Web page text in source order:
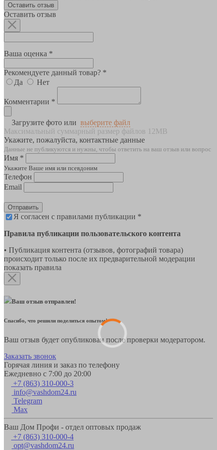
Оставить отзыв
Оставить отзыв
Ваша оценка *
Рекомендуете данный товар? *
Да
Нет
Комментарии *
Загрузите фото или выберите файл
Максимальный суммарный размер файлов 12MB
Укажите, пожалуйста, контактные данные
Данные не публикуются и нужны, чтобы ответить на ваш отзыв или вопрос
Имя *
Укажите Ваше имя или псевдоним
Телефон
Email
Отправить
Я согласен с правилами публикации *
Правила публикации пользовательского контента
• Публикация контента (отзывов, фотографий товара)
происходит только после их предварительной модерации
показать правила
Ваш отзыв отправлен!
Спасибо, что решили поделиться опытом!
Ваш отзыв будет опубликован после проверки модератором.
Заказать звонок
Горячая линия и заказ по телефону
Ежедневно с 7:00 до 20:00
+7 (863) 310-000-3
info@vashdom24.ru
Telegram
Max
Ваш Дом Профи - отдел оптовых продаж
+7 (863) 310-000-4
opt@vashdom24.ru